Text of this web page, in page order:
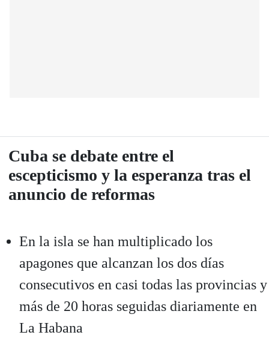
Cuba se debate entre el
escepticismo y la esperanza tras el
anuncio de reformas
En la isla se han multiplicado los
apagones que alcanzan los dos días
consecutivos en casi todas las provincias y
más de 20 horas seguidas diariamente en
La Habana